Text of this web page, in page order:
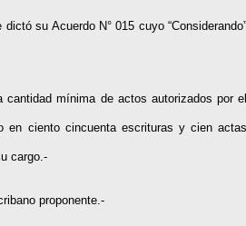
su Acuerdo N° 015 cuyo “Considerando”
cantidad mínima de actos autorizados por el
en ciento cincuenta escrituras y cien actas
cargo.-
proponente.-